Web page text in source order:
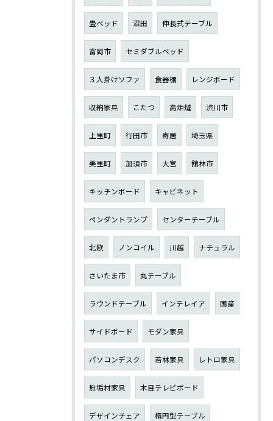
畳ベッド 沼田 伸長式テーブル
富岡市 セミダブルベッド
３人掛けソファ 食器棚 レンジボード
収納家具 こたつ 高炬燵 渋川市
上里町 行田市 寄居 埼玉県
美里町 加須市 大宮 舘林市
キッチンボード キャビネット
ペンダントランプ センターテーブル
北欧 ノンコイル 川越 ナチュラル
さいたま市 丸テーブル
ラウンドテーブル インテレイア 国産
サイドボード モダン家具
パソコンデスク 若林家具 レトロ家具
無垢材家具 木目テレビボード
デザインチェア 楕円型テーブル